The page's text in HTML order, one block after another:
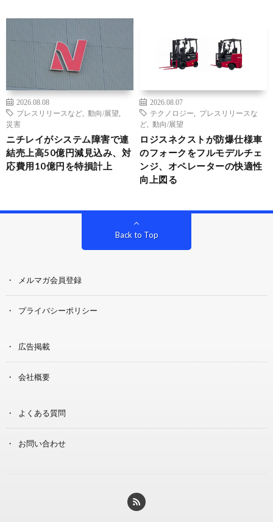
2026.08.08
プレスリリースなど
動向/展望
災害
ニチレイがシステム障害で連
結売上高50億円減見込み、対
応費用10億円を特損計上
2026.08.07
テクノロジー
プレスリリースな
ど
動向/展望
ロジスネクストが防爆仕様車
のフォークをフルモデルチェ
ンジ、オペレーターの快適性
向上図る
Back to Top
メルマガ会員登録
プライバシーポリシー
広告掲載
会社概要
よくある質問
お問い合わせ